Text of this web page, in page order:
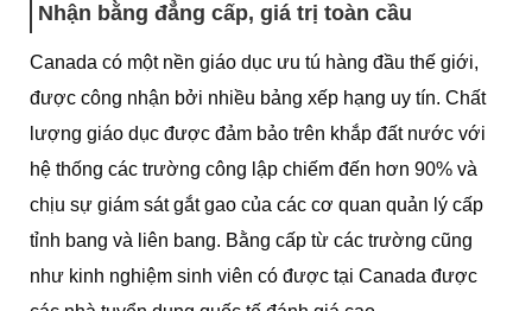
Nhận bằng đẳng cấp, giá trị toàn cầu
Canada có một nền giáo dục ưu tú hàng đầu thế giới,
được công nhận bởi nhiều bảng xếp hạng uy tín. Chất
lượng giáo dục được đảm bảo trên khắp đất nước với
hệ thống các trường công lập chiếm đến hơn 90% và
chịu sự giám sát gắt gao của các cơ quan quản lý cấp
tỉnh bang và liên bang. Bằng cấp từ các trường cũng
như kinh nghiệm sinh viên có được tại Canada được